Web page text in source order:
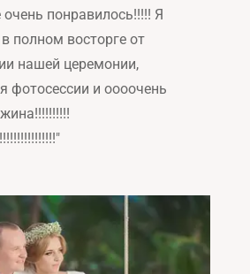
понравилось!!!!! Я
полном восторге от
нашей церемонии,
фотосессии и оооочень
"